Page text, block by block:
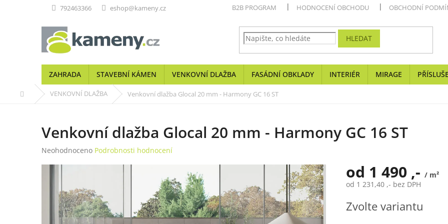
792463366 eshop@kameny.cz B2B PROGRAM HODNOCENÍ OBCHODU OBCHODNÍ
HLEDAT
ZAHRADA STAVEBNÍ KÁMEN VENKOVNÍ DLAŽBA FASÁDNÍ OBKLADY INTERIÉR MIRAGE
Domů VENKOVNÍ DLAŽBA Venkovní dlažba Glocal 20 mm - Harmony GC 16 ST
Venkovní dlažba Glocal 20 mm - Harmony GC 16 ST
Průměrné
hvězdiček.
Neohodnoceno Podrobnosti hodnocení
od 1 490 ,- / m²
od 1 231,40 ,- bez DPH
cena:
Zvolte variantu